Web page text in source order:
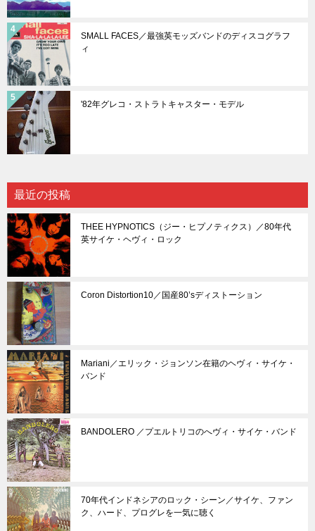
SMALL FACES／最強英モッズバンドのディスコグラフ
ィ
'82年グレコ・ストラトキャスター・モデル
最近の投稿
THEE HYPNOTICS（ジー・ヒプノティクス）／80年代
英サイケ・ヘヴィ・ロック
Coron Distortion10／国産80’sディストーション
Mariani／エリック・ジョンソン在籍のヘヴィ・サイケ・
バンド
BANDOLERO ／プエルトリコのへヴィ・サイケ・バンド
70年代インドネシアのロック・シーン／サイケ、ファン
ク、ハード、プログレを一気に聴く